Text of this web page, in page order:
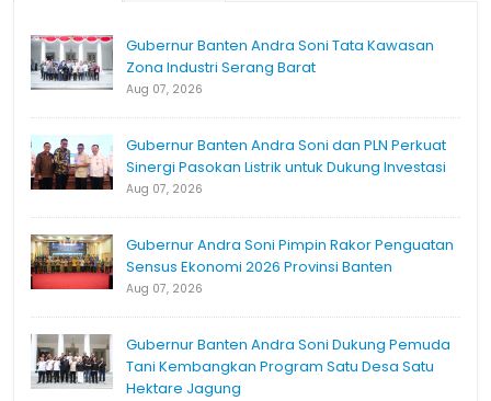
Gubernur Banten Andra Soni Tata Kawasan
Zona Industri Serang Barat
Aug 07, 2026
Gubernur Banten Andra Soni dan PLN Perkuat
Sinergi Pasokan Listrik untuk Dukung Investasi
Aug 07, 2026
Gubernur Andra Soni Pimpin Rakor Penguatan
Sensus Ekonomi 2026 Provinsi Banten
Aug 07, 2026
Gubernur Banten Andra Soni Dukung Pemuda
Tani Kembangkan Program Satu Desa Satu
Hektare Jagung